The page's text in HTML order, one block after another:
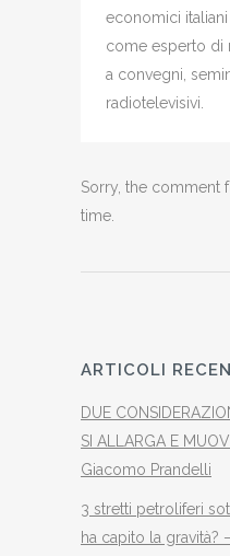
economici
come esperto di
a convegni,
radiotelevisivi.
Sorry, the comment
time.
ARTICOLI
DUE
SI ALLARGA E
Giacomo Prandelli
3 stretti petroliferi
ha capito la gravità?